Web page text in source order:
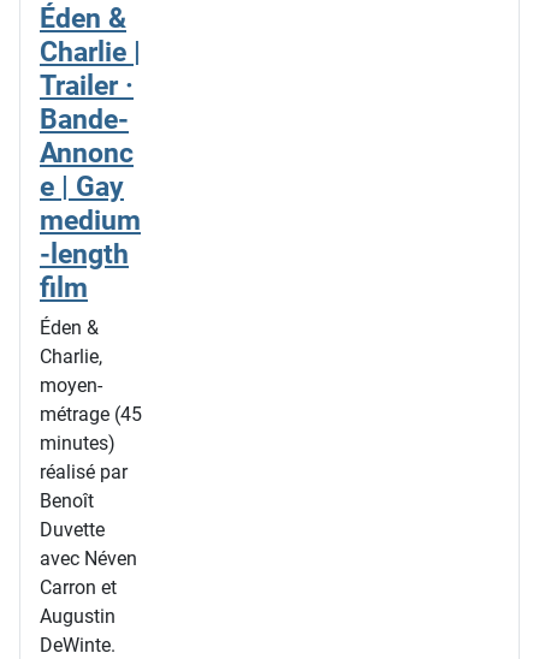
Éden &
Charlie |
Trailer ·
Bande-
Annonc
e | Gay
medium
-length
film
Éden &
Charlie,
moyen-
métrage (45
minutes)
réalisé par
Benoît
Duvette
avec Néven
Carron et
Augustin
DeWinte.